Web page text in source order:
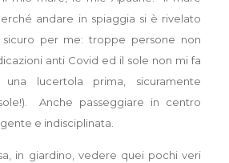
andare in spiaggia si è rivelato
sicuro per me: troppe persone non
anti Covid ed il sole non mi fa
lucertola prima, sicuramente
Anche passeggiare in centro
e indisciplinata.
in giardino, vedere quei pochi veri